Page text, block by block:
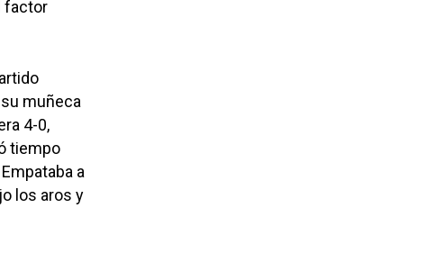
factor
muñeca
4-0,
tiempo
a
los aros y